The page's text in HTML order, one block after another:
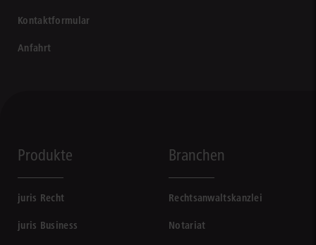
Kontaktformular
Anfahrt
Produkte
juris Recht
juris Business
Branchen
Rechtsanwaltskanzlei
Notariat